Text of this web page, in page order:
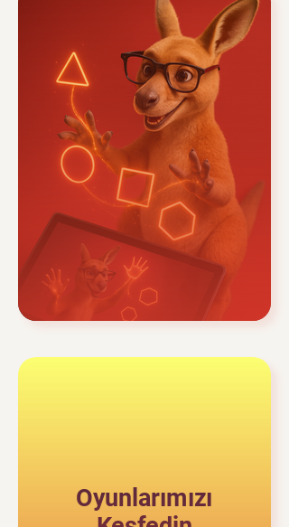
Oyunlarımızı